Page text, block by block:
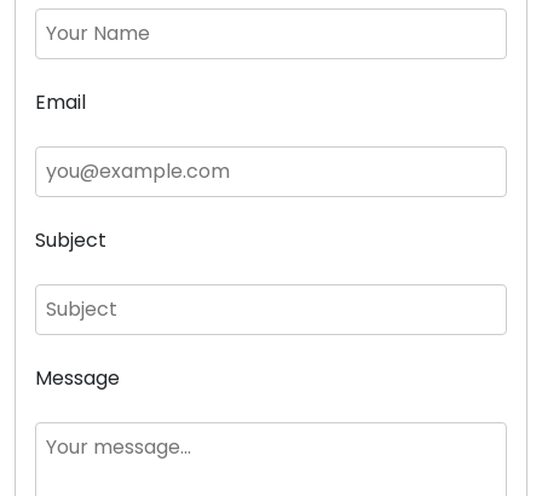
Email
Subject
Message